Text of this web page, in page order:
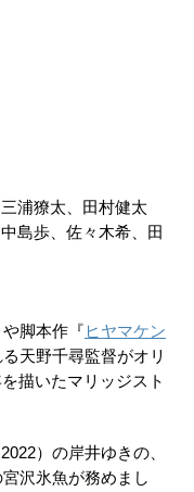
浦獠太、田村健太
島歩、佐々木希、田
や脚本作『 ヒヤマケン
天野千尋監督がオリ
描いたマリッジスト
）の岸井ゆきの、
宮沢氷魚が務めまし